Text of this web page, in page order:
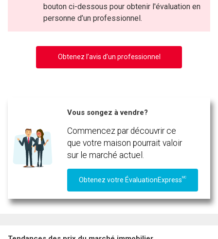
bouton ci-dessous pour obtenir l'évaluation en
personne d’un professionnel.
Obtenez l’avis d’un professionnel
Vous songez à vendre?
Commencez par découvrir ce
que votre maison pourrait valoir
sur le marché actuel.
Obtenez votre ÉvaluationExpressMC